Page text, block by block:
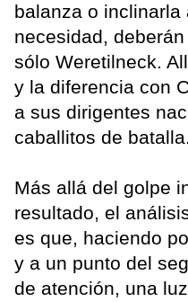
balanza o inclinarla
necesidad,
sólo Weretilneck.
y la diferencia con
a sus dirigentes
caballitos de batalla.
Más allá del golpe
resultado, el
es que, haciendo
y a un punto del
de atención, una